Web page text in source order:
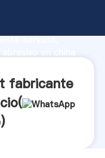
servicio,
fabricante
)